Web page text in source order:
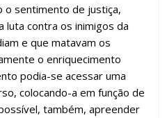
o sentimento de justiça,
luta contra os inimigos da
e que matavam os
o enriquecimento
podia-se acessar uma
colocando-a em função de
também, apreender